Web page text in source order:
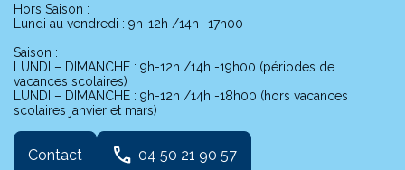
Hors Saison :
Lundi au vendredi : 9h-12h /14h -17h00
Saison :
LUNDI – DIMANCHE : 9h-12h /14h -19h00 (périodes de
vacances scolaires)
LUNDI – DIMANCHE : 9h-12h /14h -18h00 (hors vacances
scolaires janvier et mars)
Contact phone 04 50 21 90 57